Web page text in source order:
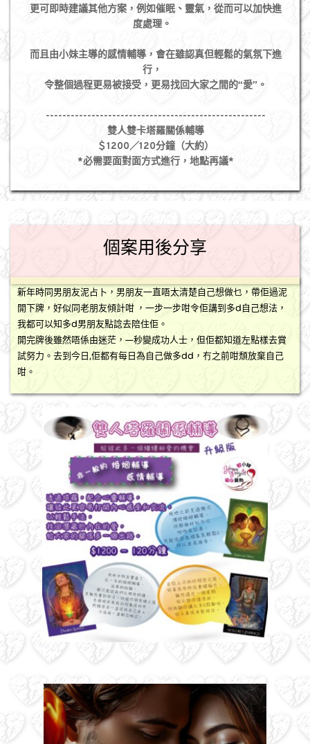
更可即時建議其他方案，例如催眠、靈氣，從而可以加快進
度處理。⠀
而且由小妹主導的感情輔導，會在雖認真但輕鬆的氣氛下進
行，⠀
令整個過程更易被接受，更易找回大家之間的“愛”。
-----------------------------------------------------
雙人雙卡塔羅關係輔導
＄1200／120分鐘（大約）
*必需要面對面方式進行，地點再議*
個案用後分享
新年時同男朋友泥占卜，男朋友一直唔太清楚自己想做乜，帶佢過泥
開下牌，好似同老朋友傾計咁 ，一步一步咁令佢講到多d自己想法，
我都可以知多d男朋友點諗去陪住佢。
開完牌後雖然唔係由迷茫，—秒變成功人士，但佢都知道左點樣去賞
試努力。去到今日,佢都有每日為自己做多dd，冇之前咁頹放棄自己
咁。